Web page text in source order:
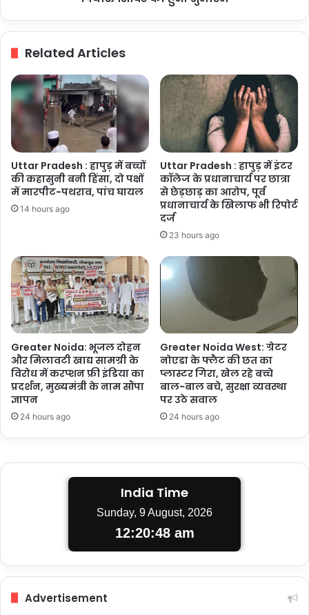
बताया
शिविर
हुआ
शुभारंभ
Related Articles
Uttar Pradesh : हापुड़ में बच्चों
की कहासुनी बनी हिंसा, दो पक्षों
में मारपीट-पथराव, पांच घायल
14 hours ago
Uttar Pradesh : हापुड़ में इंटर
कॉलेज के प्रधानाचार्य पर छात्रा
से छेड़छाड़ का आरोप, पूर्व
प्रधानाचार्य के खिलाफ भी रिपोर्ट
दर्ज
23 hours ago
Greater Noida: भूजल दोहन
और मिलावटी खाद्य सामग्री के
विरोध में करप्शन फ्री इंडिया का
प्रदर्शन, मुख्यमंत्री के नाम सौंपा
ज्ञापन
24 hours ago
Greater Noida West: ग्रेटर
नोएडा के फ्लैट की छत का
प्लास्टर गिरा, खेल रहे बच्चे
बाल-बाल बचे, सुरक्षा व्यवस्था
पर उठे सवाल
24 hours ago
India Time
Sunday, 9 August, 2026
12:20:48 am
Advertisement